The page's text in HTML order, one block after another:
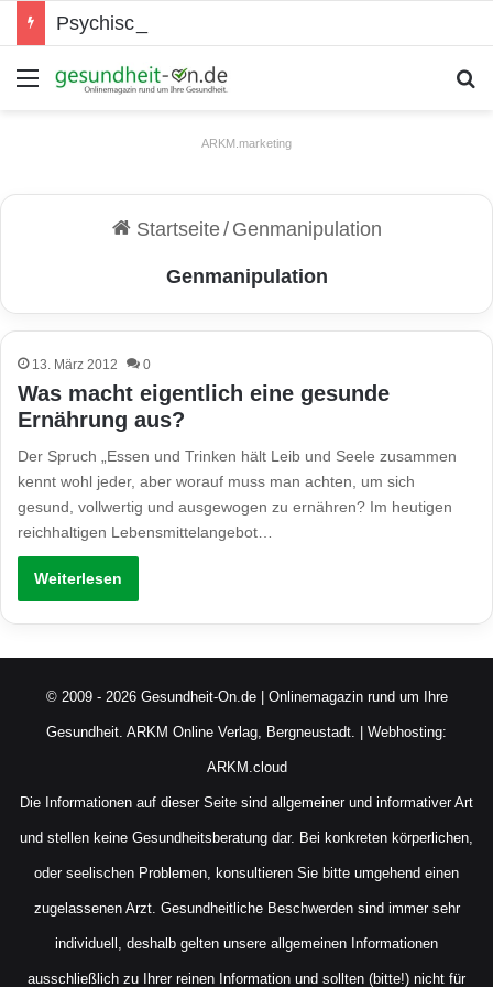
Psychische Gesundheit bei Jugendlichen
Menü
ARKM.marketing
Startseite/ Genmanipulation
Genmanipulation
13. März 2012 0
Was macht eigentlich eine gesunde
Ernährung aus?
Der Spruch „Essen und Trinken hält Leib und Seele zusammen
kennt wohl jeder, aber worauf muss man achten, um sich
gesund, vollwertig und ausgewogen zu ernähren? Im heutigen
reichhaltigen Lebensmittelangebot…
Weiterlesen
© 2009 - 2026 Gesundheit-On.de | Onlinemagazin rund um Ihre
Gesundheit. ARKM Online Verlag, Bergneustadt. | Webhosting:
ARKM.cloud
Die Informationen auf dieser Seite sind allgemeiner und informativer Art
und stellen keine Gesundheitsberatung dar. Bei konkreten körperlichen,
oder seelischen Problemen, konsultieren Sie bitte umgehend einen
zugelassenen Arzt. Gesundheitliche Beschwerden sind immer sehr
individuell, deshalb gelten unsere allgemeinen Informationen
ausschließlich zu Ihrer reinen Information und sollten (bitte!) nicht für